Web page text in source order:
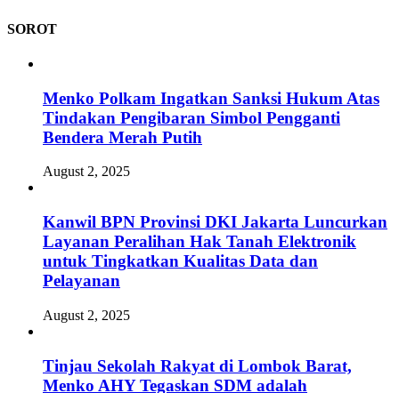
SOROT
Menko Polkam Ingatkan Sanksi Hukum Atas
Tindakan Pengibaran Simbol Pengganti
Bendera Merah Putih
August 2, 2025
Kanwil BPN Provinsi DKI Jakarta Luncurkan
Layanan Peralihan Hak Tanah Elektronik
untuk Tingkatkan Kualitas Data dan
Pelayanan
August 2, 2025
Tinjau Sekolah Rakyat di Lombok Barat,
Menko AHY Tegaskan SDM adalah